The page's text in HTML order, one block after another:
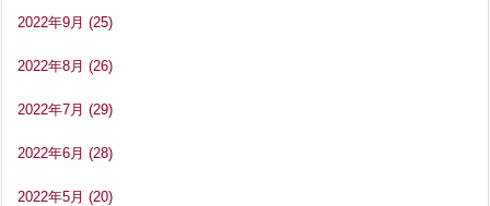
2022年9月 (25)
2022年8月 (26)
2022年7月 (29)
2022年6月 (28)
2022年5月 (20)